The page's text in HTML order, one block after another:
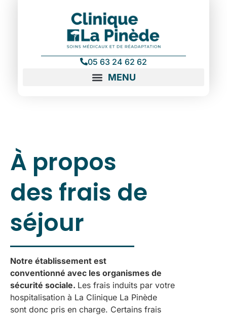
05 63 24 62 62
À propos
des frais de
séjour
Notre établissement est
conventionné avec les organismes de
sécurité sociale. Les frais induits par votre
hospitalisation à La Clinique La Pinède
sont donc pris en charge. Certains frais